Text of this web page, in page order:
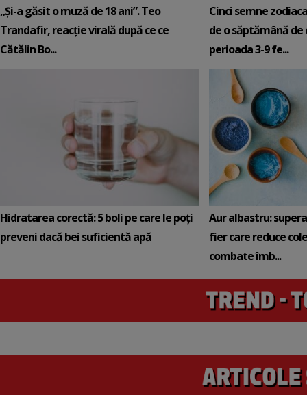
„Și-a găsit o muză de 18 ani”. Teo
Trandafir, reacție virală după ce ce
Cătălin Bo...
Cinci semne
de o săptămână de
perioada 3-9 fe...
Hidratarea corectă: 5 boli pe care le poți
preveni dacă bei suficientă apă
Aur albastru:
fier care reduce
combate îmb...